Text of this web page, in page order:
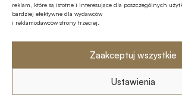
reklam, które są istotne i interesujące dla poszczególnych
bardziej efektywne dla wydawców
i reklamodawców strony trzeciej.
Zaakceptuj wszystkie
Ustawienia